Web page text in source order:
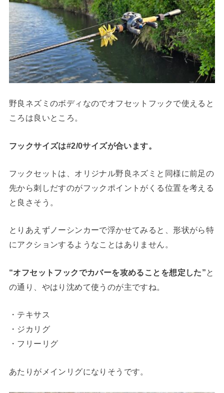
野良ネズミのボディなのでオフセットフックで使えると
ころは良いところ。
フックサイズは#2/0サイズが合います。
フックセットは、オリジナル野良ネズミと同様に前足の
先から刺しだすのがフックポイントがくる位置を考える
と良さそう。
とりあえずノーシンカーで浮かせてみると、形状がら特
にアクションするようなことはありません。
“オフセットフックでカバーを攻めることを想定した”と
の通り、やはり沈めて使うのが主ですね。
・テキサス
・ジカリグ
・フリーリグ
あたりがメインリグになりそうです。